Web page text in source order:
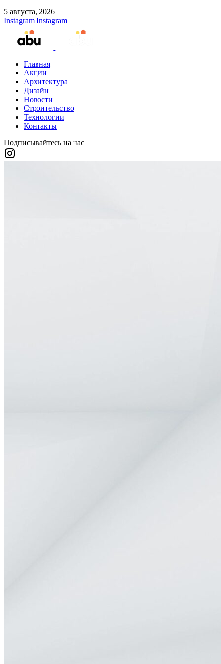
5 августа, 2026
Instagram Instagram
Главная
Акции
Архитектура
Дизайн
Новости
Строительство
Технологии
Контакты
Подписывайтесь на нас